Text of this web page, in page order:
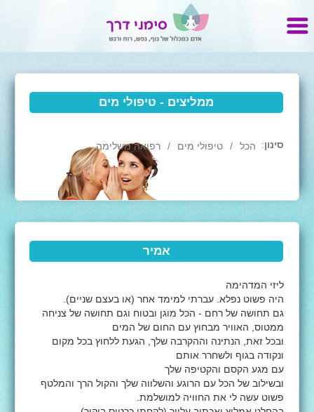
ממליצים - טיפולי מים
סינון: הכל טיפולי מים רפואה משלימה
אמיר
ליזי המדהימה
היה פשוט נפלא. עברתי למימד אחר (או בעצם שניים).
גם תחושה של רחם - הכל מוגן ובטוח וגם תחושה של צניחה
ממטוס, האוויר מבחוץ עם החום של המים
ובכל זאת, הנתינה וההקרבה שלך, הגעת ללחוץ בכל מקום
ונקודה בגוף ולשחרר אותם
עם מגע הקסם והקטיפה שלך
ובשילוב של הכל עם הרוגע והשלווה שלך והקול הרך והמלטף
פשוט עשה לי את החוויה למושלמת.